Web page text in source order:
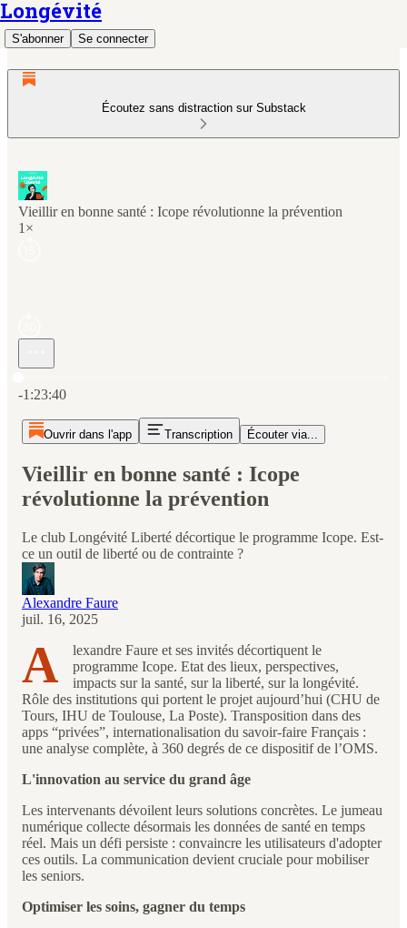
Longévité
S'abonner Se connecter
Écoutez sans distraction sur Substack
Vieillir en bonne santé : Icope révolutionne la prévention
1×
-1:23:40
Ouvrir dans l'app Transcription Écouter via...
Vieillir en bonne santé : Icope
révolutionne la prévention
Le club Longévité Liberté décortique le programme Icope. Est-
ce un outil de liberté ou de contrainte ?
Alexandre Faure
juil. 16, 2025
A
lexandre Faure et ses invités décortiquent le
programme Icope. Etat des lieux, perspectives,
impacts sur la santé, sur la liberté, sur la longévité.
Rôle des institutions qui portent le projet aujourd’hui (CHU de
Tours, IHU de Toulouse, La Poste). Transposition dans des
apps “privées”, internationalisation du savoir-faire Français :
une analyse complète, à 360 degrés de ce dispositif de l’OMS.
L'innovation au service du grand âge
Les intervenants dévoilent leurs solutions concrètes. Le jumeau
numérique collecte désormais les données de santé en temps
réel. Mais un défi persiste : convaincre les utilisateurs d'adopter
ces outils. La communication devient cruciale pour mobiliser
les seniors.
Optimiser les soins, gagner du temps